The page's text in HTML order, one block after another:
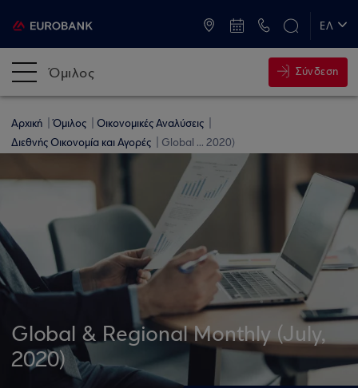
ΕΛ
Όμιλος Σύνδεση
Αρχική Όμιλος
Οικονομικές Αναλύσεις
Διεθνής Οικονομία και Αγορές
Global ... 2020)
Global & Regional Monthly (July,
2020)